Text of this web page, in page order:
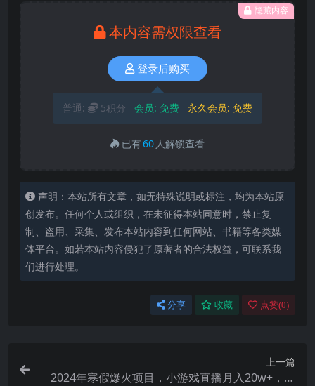
隐藏内容
本内容需权限查看
登录后购买
普通: 5积分 会员: 免费 永久会员: 免费
已有60 人解锁查看
声明：本站所有文章，如无特殊说明或标注，均为本站原
创发布。任何个人或组织，在未征得本站同意时，禁止复
制、盗用、采集、发布本站内容到任何网站、书籍等各类媒
体平台。如若本站内容侵犯了原著者的合法权益，可联系我
们进行处理。
分享 收藏 点赞(0)
上一篇
2024年寒假爆火项目，小游戏直播月入20w+，学